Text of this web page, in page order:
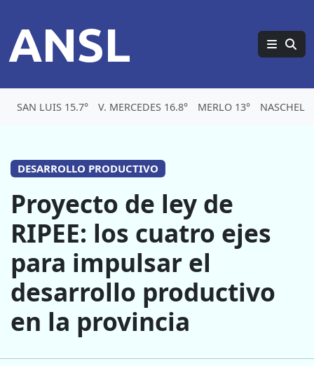
ANSL
SAN LUIS 15.7° V. MERCEDES 16.8° MERLO 13° NASCHEL
DESARROLLO PRODUCTIVO
Proyecto de ley de
RIPEE: los cuatro ejes
para impulsar el
desarrollo productivo
en la provincia